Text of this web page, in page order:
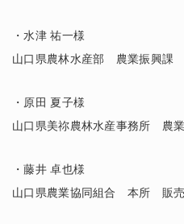
・水津 祐一様
山口県農林水産部 農業振興課
・原田 夏子様
山口県美祢農林水産事務所 農
・藤井 卓也様
山口県農業協同組合 本所 販